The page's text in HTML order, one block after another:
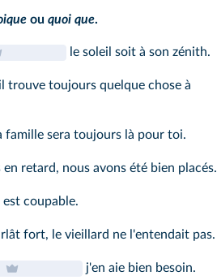
ou quoi que.
le soleil soit à son zénith.
trouve toujours quelque chose à
famille sera toujours là pour toi.
retard, nous avons été bien placés.
coupable.
fort, le vieillard ne l'entendait pas.
j'en aie bien besoin.